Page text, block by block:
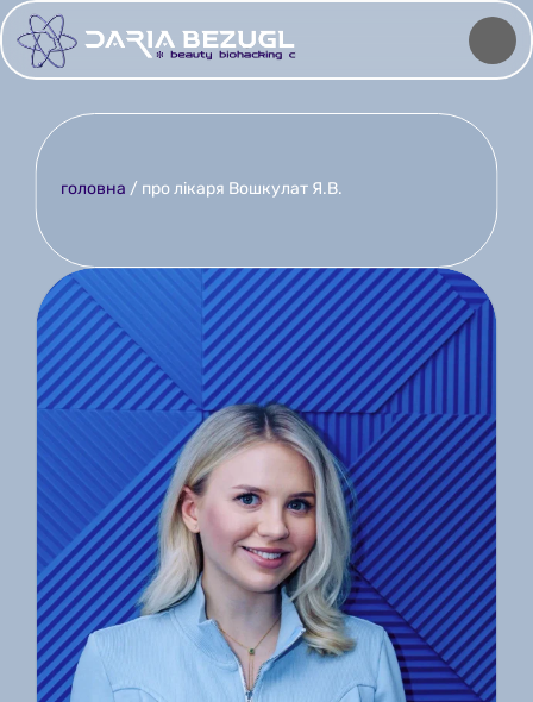
головна / про лікаря Вошкулат Я.В.